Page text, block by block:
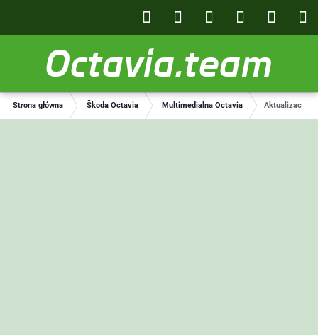
Octavia.team
Strona główna Škoda Octavia Multimedialna Octavia Aktualizacja